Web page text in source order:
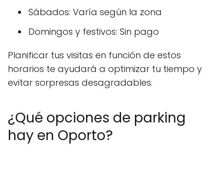
Sábados: Varía según la zona
Domingos y festivos: Sin pago
Planificar tus visitas en función de estos
horarios te ayudará a optimizar tu tiempo y
evitar sorpresas desagradables.
¿Qué opciones de parking
hay en Oporto?